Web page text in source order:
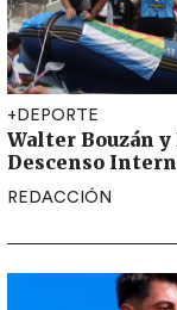
+DEPORTE
Walter Bouzán
Descenso
REDACCIÓN